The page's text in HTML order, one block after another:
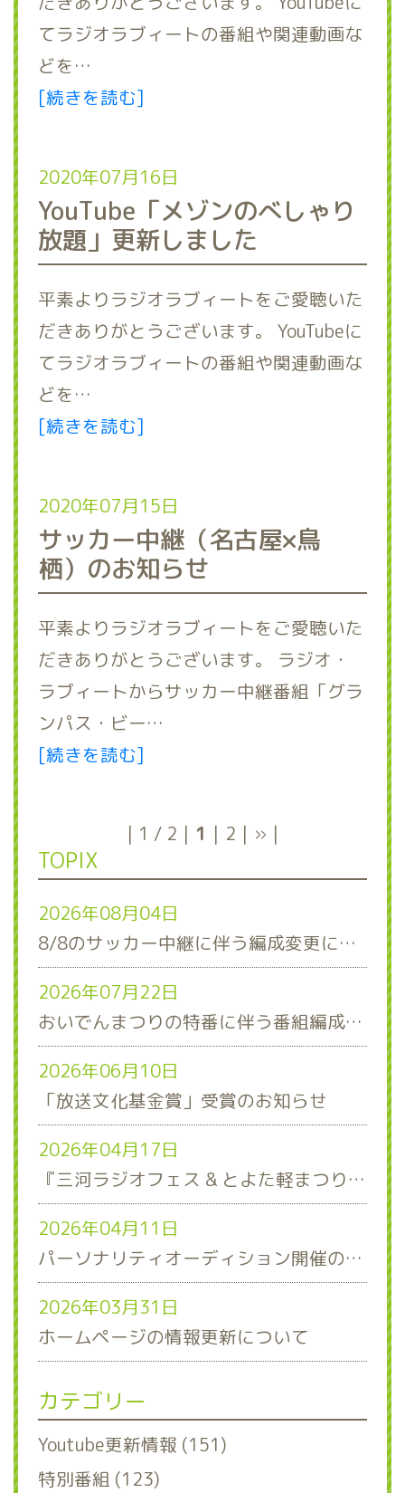
てラジオラブィートの番組や関連動画な
どを…
[続きを読む]
2020年07月16日
YouTube「メゾンのべしゃり
放題」更新しました
平素よりラジオラブィートをご愛聴いた
だきありがとうございます。 YouTubeに
てラジオラブィートの番組や関連動画な
どを…
[続きを読む]
2020年07月15日
サッカー中継（名古屋×鳥
栖）のお知らせ
平素よりラジオラブィートをご愛聴いた
だきありがとうございます。 ラジオ・
ラブィートからサッカー中継番組「グラ
ンパス・ビー…
[続きを読む]
1 / 2 1 2 »
TOPIX
2026年08月04日
8/8のサッカー中継に伴う編成変更について
2026年07月22日
おいでんまつりの特番に伴う番組編成について
2026年06月10日
「放送文化基金賞」受賞のお知らせ
2026年04月17日
『三河ラジオフェス & とよた軽まつり』ステージスケジュール発表！
2026年04月11日
パーソナリティオーディション開催のお知らせ
2026年03月31日
ホームページの情報更新について
カテゴリー
Youtube更新情報 (151)
特別番組 (123)